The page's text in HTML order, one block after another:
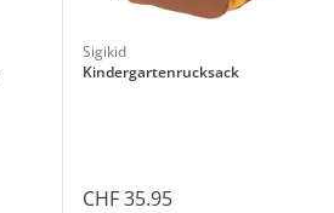
Sigikid
Kindergartenrucksack
CHF 35.95